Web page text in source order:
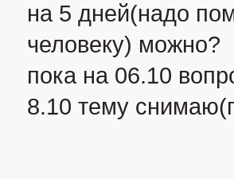
на 5 дней(надо
человеку) можно?
пока на 06.10
8.10 тему